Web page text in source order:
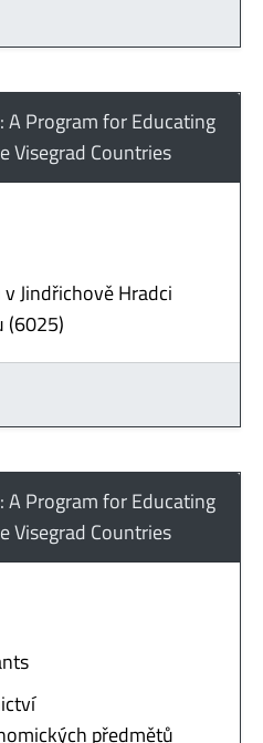
Program for Educating
Visegrad Countries
Jindřichově Hradci
(6025)
Program for Educating
Visegrad Countries
předmětů